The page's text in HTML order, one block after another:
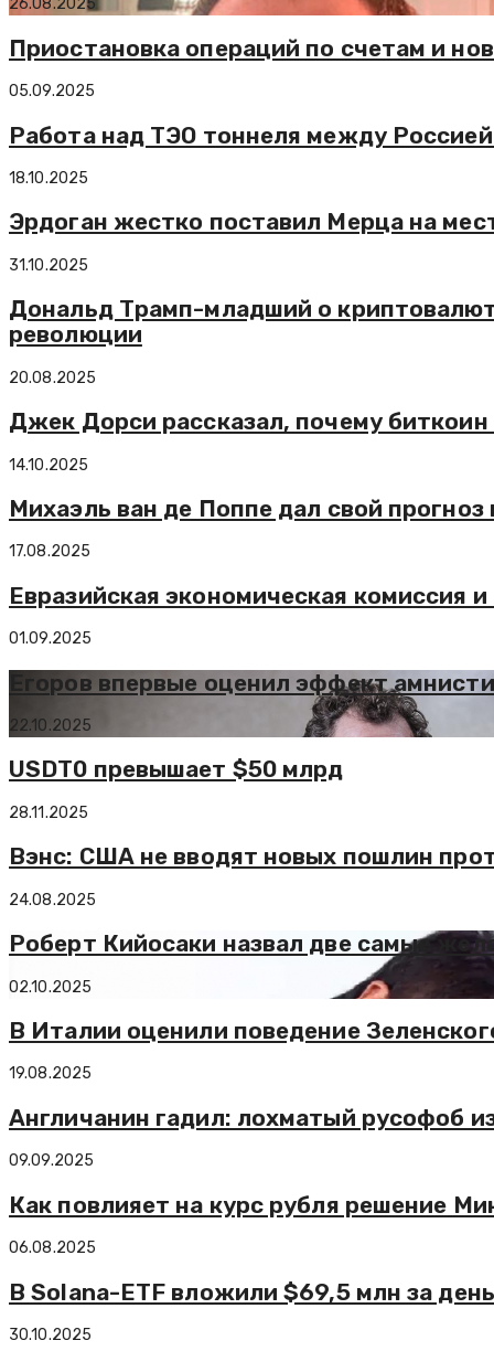
26.08.2025
Приостановка операций по счетам и
05.09.2025
Работа над ТЭО тоннеля между
18.10.2025
Эрдоган жестко поставил Мерца на
31.10.2025
Дональд Трамп-младший о
революции
20.08.2025
Джек Дорси рассказал, почему
14.10.2025
Михаэль ван де Поппе дал свой прогноз
17.08.2025
Евразийская экономическая комиссия
01.09.2025
Егоров впервые оценил эффект
22.10.2025
USDT0 превышает $50 млрд
28.11.2025
Вэнс: США не вводят новых пошлин
24.08.2025
Роберт Кийосаки назвал две самые
02.10.2025
В Италии оценили поведение
19.08.2025
Англичанин гадил: лохматый русофоб
09.09.2025
Как повлияет на курс рубля решение
06.08.2025
В Solana-ETF вложили $69,5 млн за
30.10.2025